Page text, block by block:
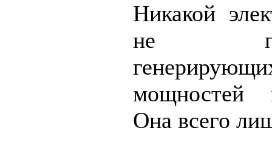
Никакой
не
мощностей
Она всего